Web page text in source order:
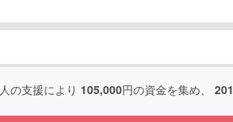
人の支援により 105,000円の資金を集め、